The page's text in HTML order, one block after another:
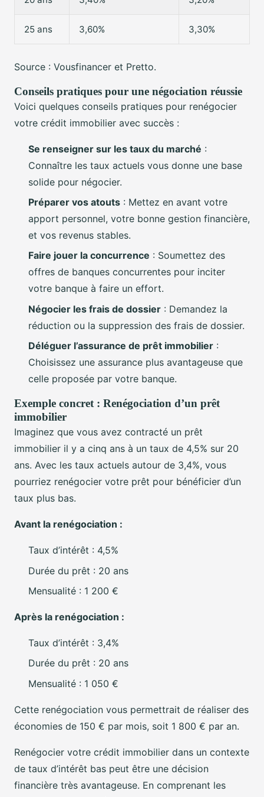
25 ans 3,60% 3,30%
Source : Vousfinancer et Pretto.
Conseils pratiques pour une négociation réussie
Voici quelques conseils pratiques pour renégocier
votre crédit immobilier avec succès :
Se renseigner sur les taux du marché :
Connaître les taux actuels vous donne une base
solide pour négocier.
Préparer vos atouts : Mettez en avant votre
apport personnel, votre bonne gestion financière,
et vos revenus stables.
Faire jouer la concurrence : Soumettez des
offres de banques concurrentes pour inciter
votre banque à faire un effort.
Négocier les frais de dossier : Demandez la
réduction ou la suppression des frais de dossier.
Déléguer l’assurance de prêt immobilier :
Choisissez une assurance plus avantageuse que
celle proposée par votre banque.
Exemple concret : Renégociation d’un prêt
immobilier
Imaginez que vous avez contracté un prêt
immobilier il y a cinq ans à un taux de 4,5% sur 20
ans. Avec les taux actuels autour de 3,4%, vous
pourriez renégocier votre prêt pour bénéficier d’un
taux plus bas.
Avant la renégociation :
Taux d’intérêt : 4,5%
Durée du prêt : 20 ans
Mensualité : 1 200 €
Après la renégociation :
Taux d’intérêt : 3,4%
Durée du prêt : 20 ans
Mensualité : 1 050 €
Cette renégociation vous permettrait de réaliser des
économies de 150 € par mois, soit 1 800 € par an.
Renégocier votre crédit immobilier dans un contexte
de taux d’intérêt bas peut être une décision
financière très avantageuse. En comprenant les